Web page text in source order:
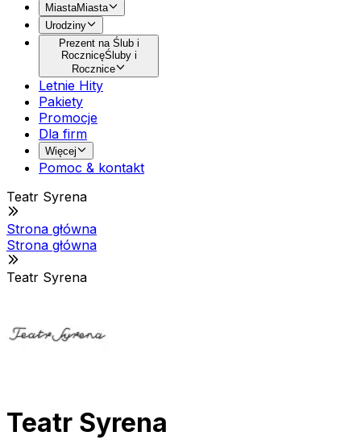
MiastaMiasta
Urodziny
Prezent na Ślub i
RocznicęŚluby i
Rocznice
Letnie Hity
Pakiety
Promocje
Dla firm
Więcej
Pomoc & kontakt
Teatr Syrena
Strona główna
Strona główna
Teatr Syrena
Teatr Syrena